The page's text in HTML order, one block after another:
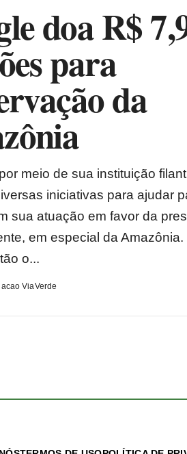
doa R$
para
da
meio de sua instituição
iniciativas para ajudar
sua atuação em favor da
em especial da Amazônia.
o...
ViaVerde